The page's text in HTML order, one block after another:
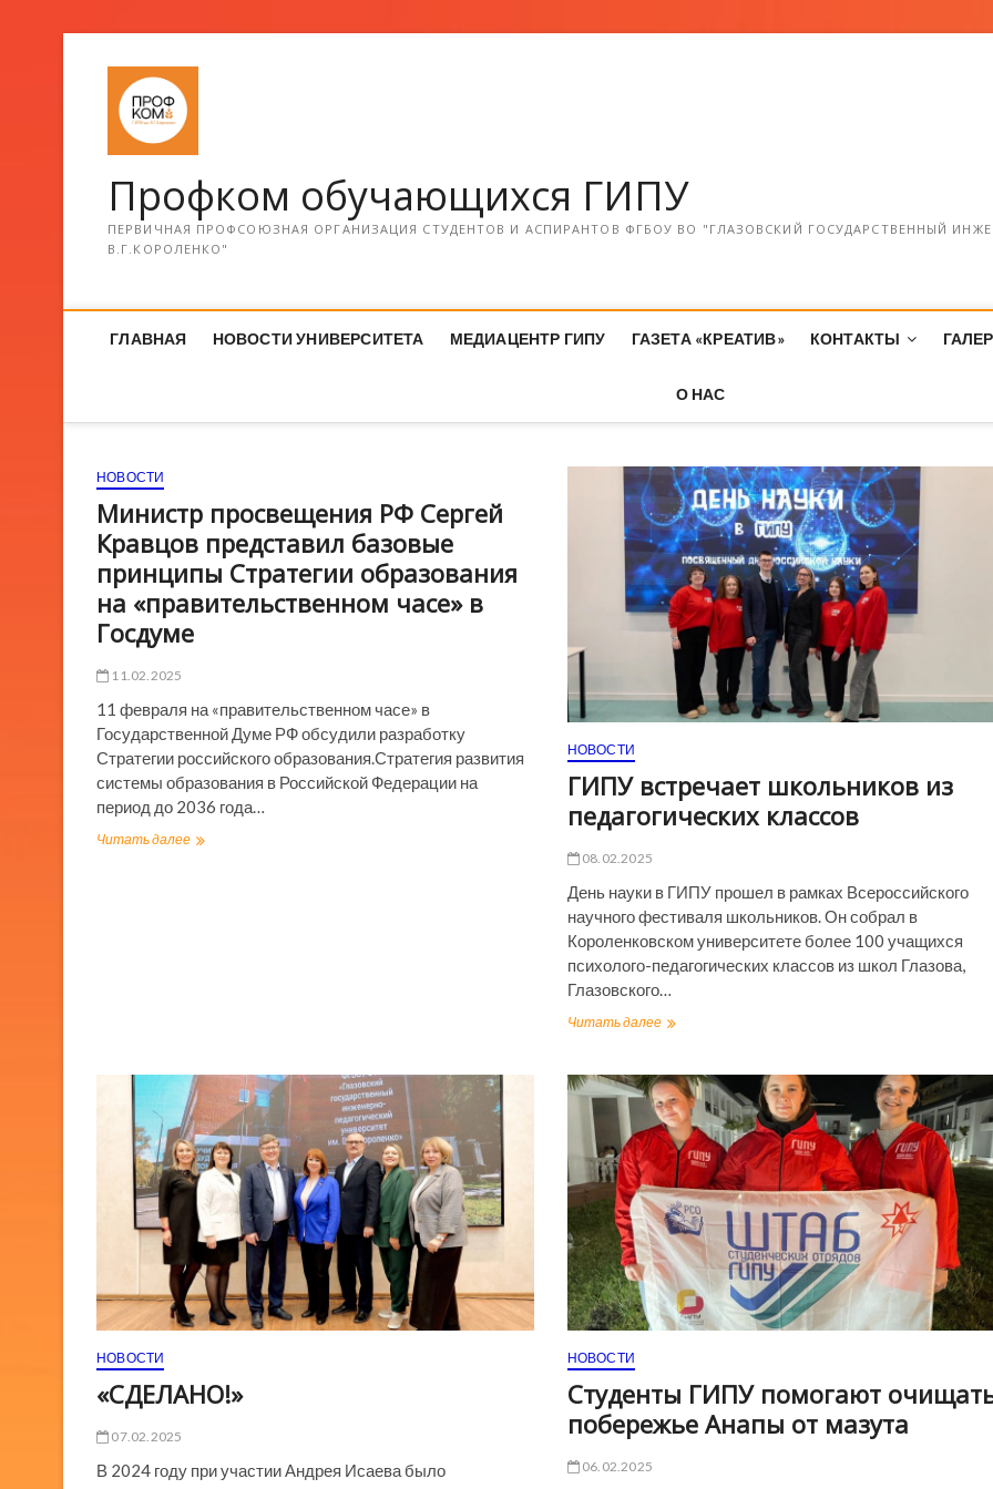
Профком обучающихся ГИПУ
ПЕРВИЧНАЯ ПРОФСОЮЗНАЯ ОРГАНИЗАЦИЯ СТУДЕНТОВ И АСПИРАНТОВ ФГБОУ ВО "ГЛАЗОВСКИЙ ГОСУДАРСТВЕННЫЙ
В.Г.КОРОЛЕНКО"
ГЛАВНАЯ НОВОСТИ УНИВЕРСИТЕТА МЕДИАЦЕНТР ГИПУ ГАЗЕТА «КРЕАТИВ» КОНТАКТЫ
О НАС
НОВОСТИ
Министр просвещения РФ Сергей
Кравцов представил базовые
принципы Стратегии образования
на «правительственном часе» в
Госдуме
11.02.2025
11 февраля на «правительственном часе» в
Государственной Думе РФ обсудили разработку
Стратегии российского образования.Стратегия развития
системы образования в Российской Федерации на
период до 2036 года…
Читать далееМинистр
часе»
в
Госдуме
НОВОСТИ
ГИПУ встречает школьников из
педагогических классов
08.02.2025
День науки в ГИПУ прошел в рамках Всероссийского
научного фестиваля школьников. Он собрал в
Короленковском университете более 100 учащихся
психолого-педагогических классов из школ Глазова,
Глазовского…
Читать далееГИПУ
из
педагогических
классов
НОВОСТИ
«СДЕЛАНО!»
07.02.2025
В 2024 году при участии Андрея Исаева было
НОВОСТИ
Студенты ГИПУ помогают
побережье Анапы от мазута
06.02.2025